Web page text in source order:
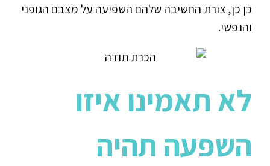
כן כן, צורת החשיבה שלהם השפיעה על מצבם הגופני
והנפשי.
לא תאמינו איזו
השפעה תהיה